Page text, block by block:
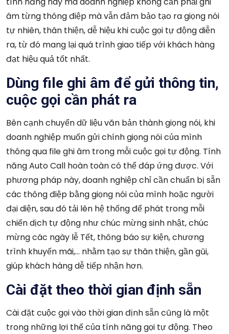
âm từng thông điệp mà vẫn đảm bảo tạo ra giọng nói
tự nhiên, thân thiện, dễ hiệu khi cuộc gọi tự động diễn
ra, từ đó mang lại quá trình giao tiếp với khách hàng
đạt hiệu quả tốt nhất.
Dùng file ghi âm để gửi thông tin,
cuộc gọi cần phát ra
Bên cạnh chuyển dữ liệu văn bản thành giọng nói, khi
doanh nghiệp muốn gửi chính giọng nói của mình
thông qua file ghi âm trong mỗi cuộc gọi tự động. Tính
năng Auto Call hoàn toàn có thể đáp ứng được. Với
phương pháp này, doanh nghiệp chỉ cần chuẩn bị sẵn
các thông điệp bằng giọng nói của mình hoặc người
đại diện, sau đó tải lên hệ thống để phát trong mỗi
chiến dịch tự động như chúc mừng sinh nhật, chúc
mừng các ngày lễ Tết, thông báo sự kiện, chương
trình khuyến mãi,… nhằm tạo sự thân thiện, gần gũi,
giúp khách hàng dễ tiếp nhận hơn.
Cài đặt theo thời gian định sẵn
Cài đặt cuộc gọi vào thời gian định sẵn cũng là một
trong những lợi thế của tính năng gọi tự động. Theo